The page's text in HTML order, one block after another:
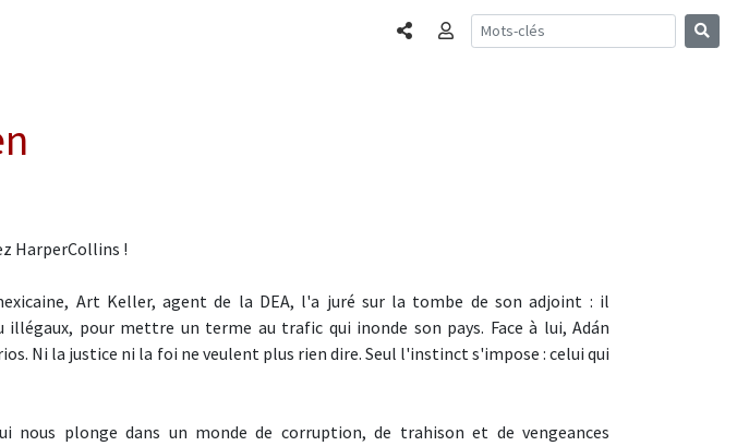
PartagerConnexion
HarperCollins !
Art Keller, agent de la DEA, l'a juré sur la tombe de son adjoint : il
pour mettre un terme au trafic qui inonde son pays. Face à lui, Adán
Ni la justice ni la foi ne veulent plus rien dire. Seul l'instinct s'impose : celui qui
nous plonge dans un monde de corruption, de trahison et de vengeances